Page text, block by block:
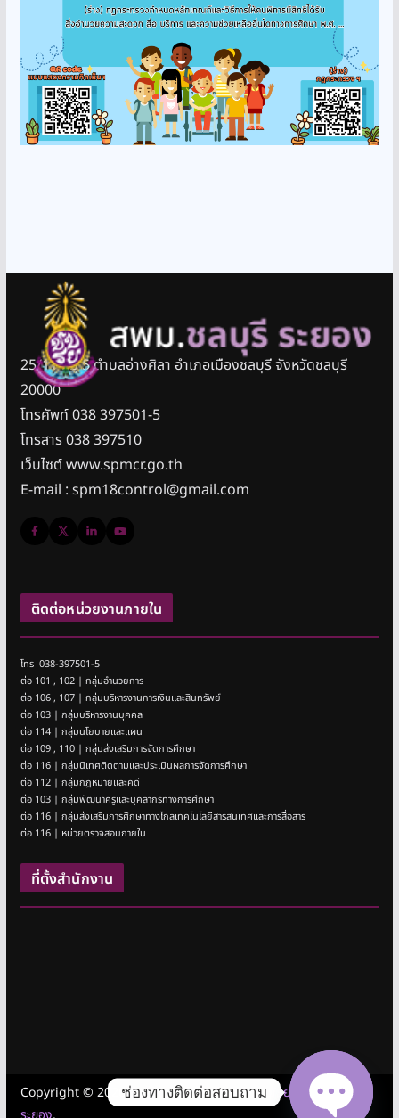
25/11 หมู่ 5 ตำบลอ่างศิลา อำเภอเมืองชลบุรี จังหวัดชลบุรี
20000
โทรศัพท์ 038 397501-5
โทรสาร 038 397510
เว็บไซต์ www.spmcr.go.th
E-mail : spm18control@gmail.com
ติดต่อหน่วยงานภายใน
โทร 038-397501-5
ต่อ 101 , 102 | กลุ่มอำนวยการ
ต่อ 106 , 107 | กลุ่มบริหารงานการเงินและสินทรัพย์
ต่อ 103 | กลุ่มบริหารงานบุคคล
ต่อ 114 | กลุ่มนโยบายและแผน
ต่อ 109 , 110 | กลุ่มส่งเสริมการจัดการศึกษา
ต่อ 116 | กลุ่มนิเทศติดตามและประเมินผลการจัดการศึกษา
ต่อ 112 | กลุ่มกฎหมายและคดี
ต่อ 103 | กลุ่มพัฒนาครูและบุคลากรทางการศึกษา
ต่อ 116 | กลุ่มส่งเสริมการศึกษาทางไกลเทคโนโลยีสารสนเทศและการสื่อสาร
ต่อ 116 | หน่วยตรวจสอบภายใน
ที่ตั้งสำนักงาน
Copyright © 2026สำนักงานเขตพื้นที่การศึกษามัธยมศึกษาชลบุรี
ช่องทางติดต่อสอบถาม